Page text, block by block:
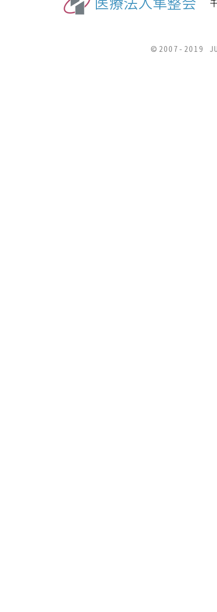
©2007-2019